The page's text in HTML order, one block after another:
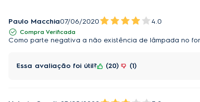
Paulo Macchia07/06/2020 4.0
Compra Verificada
Como parte negativa a não existência de lâmpada no
Essa avaliação foi útil? 20 1